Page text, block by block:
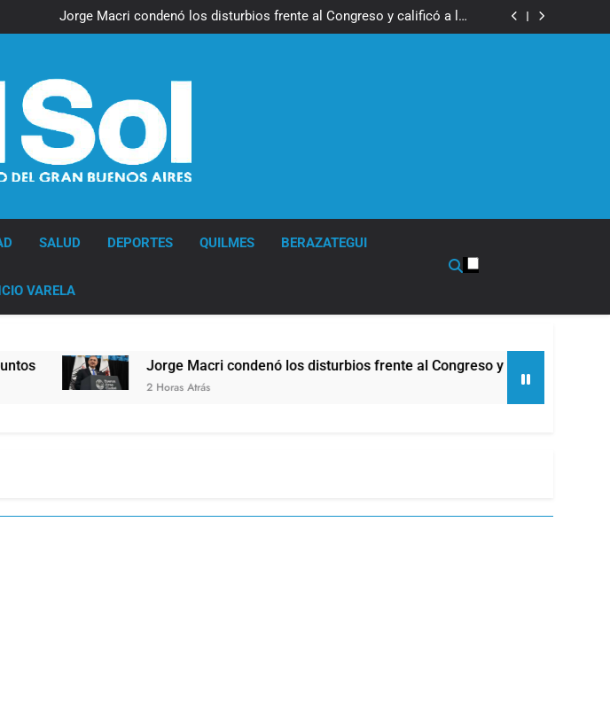
en Wall Street y el riesgo país quedó al borde de los 450 puntos
Jorge Macri condenó los disturbios frente al Congreso y calificó a los
responsables como «delincuentes anarquistas»
Día Internacional de la Cerveza: los tres secretos para servirla
en Wall Street y el riesgo país quedó al borde de los 450 puntos
Jorge Macri condenó los disturbios frente al Congreso y calificó a los
Día Internacional de la Cerveza: los tres secretos para servirla
El frío polar se instala en Buenos Aires: mejora el tiempo y llegan las
SALUD DEPORTES QUILMES BERAZATEGUI
VARELA
Jorge Macri condenó los disturbios frente al Congreso y calificó a los
2 Horas Atrás